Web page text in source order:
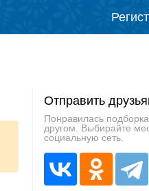
Отправить
Понравилась
другом. Выбирайте
социальную сеть.